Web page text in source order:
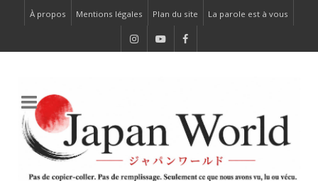
À propos Mentions légales Plan du site La parole est à vous